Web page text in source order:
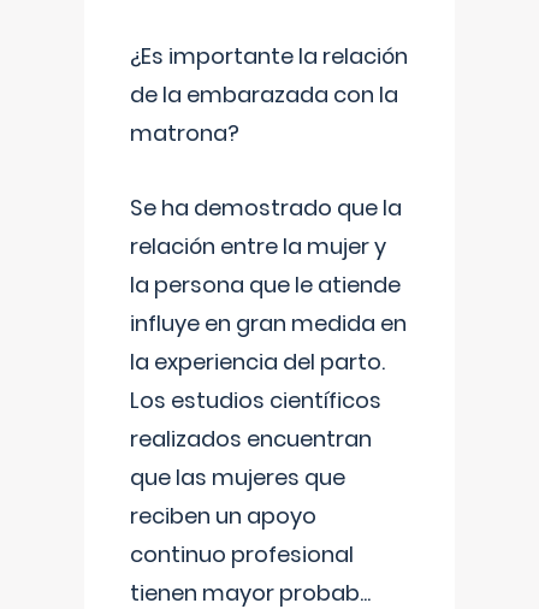
¿Es importante la relación
de la embarazada con la
matrona?
Se ha demostrado que la
relación entre la mujer y
la persona que le atiende
influye en gran medida en
la experiencia del parto.
Los estudios científicos
realizados encuentran
que las mujeres que
reciben un apoyo
continuo profesional
tienen mayor probab...